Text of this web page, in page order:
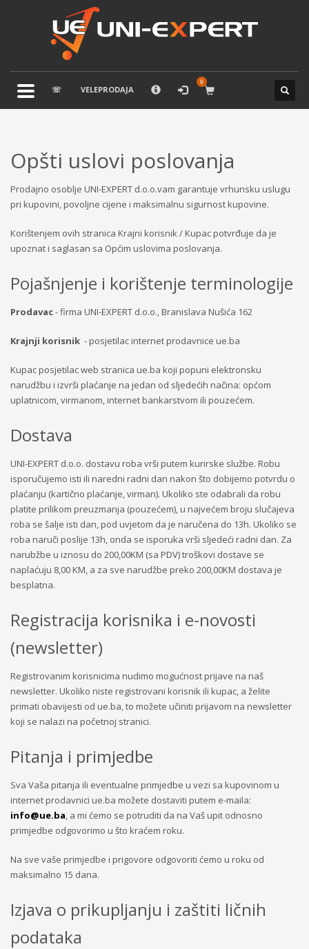
KAKO NARUČITI
Prijavite se ili registrujte.
2 Odaberite željene proizvode.
3 U korpizaključite narudžbu.
raspolaganju pozivom na telefon.
TELEFONSKA PODRŠKA
033 / 873 - 872
Pon-Sub 09:00 - 21:00
☏ VELEPRODAJA
Opšti uslovi poslovanja
Prodajno osoblje UNI-EXPERT d.o.o.vam garantuje vrhunsku uslugu
pri kupovini, povoljne cijene i maksimalnu sigurnost kupovine.
Korištenjem ovih stranica Krajni korisnik / Kupac potvrđuje da je
upoznat i saglasan sa Općim uslovima poslovanja.
Pojašnjenje i korištenje terminologije
Prodavac- firma UNI-EXPERT d.o.o., Branislava Nušića 162
Krajnji korisnik - posjetilac internet prodavnice ue.ba
Kupac posjetilac web stranica ue.ba koji popuni elektronsku
narudžbu i izvrši plaćanje na jedan od sljedećih načina: općom
uplatnicom, virmanom, internet bankarstvom ili pouzećem.
Dostava
UNI-EXPERT d.o.o. dostavu roba vrši putem kurirske službe. Robu
isporučujemo isti ili naredni radni dan nakon što dobijemo potvrdu o
plaćanju (kartično plaćanje, virman). Ukoliko ste odabrali da robu
platite prilikom preuzmanja (pouzećem), u najvećem broju slučajeva
roba se šalje isti dan, pod uvjetom da je naručena do 13h. Ukoliko se
roba naruči poslije 13h, onda se isporuka vrši sljedeći radni dan. Za
narubžbe u iznosu do 200,00KM (sa PDV) troškovi dostave se
naplaćuju 8,00 KM, a za sve narudžbe preko 200,00KM dostava je
besplatna.
Registracija korisnika i e-novosti
(newsletter)
Registrovanim korisnicima nudimo mogućnost prijave na naš
newsletter. Ukoliko niste registrovani korisnik ili kupac, a želite
primati obavijesti od ue.ba, to možete učiniti prijavom na newsletter
koji se nalazi na početnoj stranici.
Pitanja i primjedbe
Sva Vaša pitanja ili eventualne primjedbe u vezi sa kupovinom u
internet prodavnici ue.ba možete dostaviti putem e-maila:
info@ue.ba, a mi ćemo se potruditi da na Vaš upit odnosno
primjedbe odgovorimo u što kraćem roku.
Na sve vaše primjedbe i prigovore odgovoriti ćemo u roku od
maksimalno 15 dana.
Izjava o prikupljanju i zaštiti ličnih
podataka